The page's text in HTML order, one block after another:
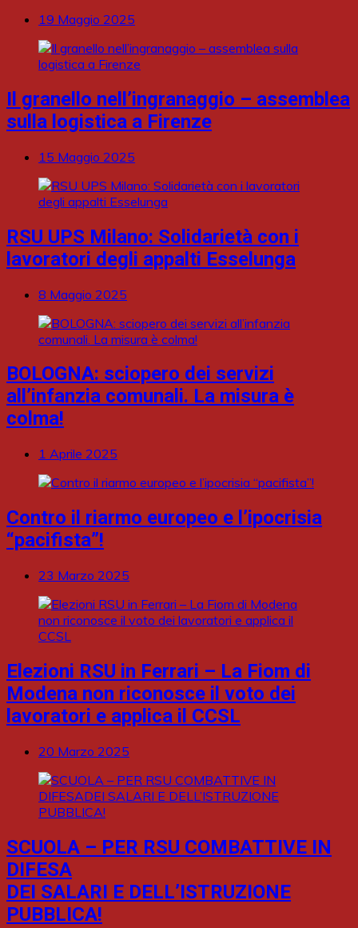
19 Maggio 2025
Il granello nell’ingranaggio – assemblea
sulla logistica a Firenze
15 Maggio 2025
RSU UPS Milano: Solidarietà con i
lavoratori degli appalti Esselunga
8 Maggio 2025
BOLOGNA: sciopero dei servizi
all’infanzia comunali. La misura è
colma!
1 Aprile 2025
Contro il riarmo europeo e l’ipocrisia
“pacifista”!
23 Marzo 2025
Elezioni RSU in Ferrari – La Fiom di
Modena non riconosce il voto dei
lavoratori e applica il CCSL
20 Marzo 2025
SCUOLA – PER RSU COMBATTIVE IN
DIFESA
DEI SALARI E DELL’ISTRUZIONE
PUBBLICA!